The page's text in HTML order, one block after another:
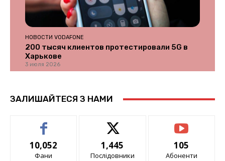
НОВОСТИ VODAFONE
200 тысяч клиентов протестировали 5G в
Харькове
3 июля 2026
ЗАЛИШАЙТЕСЯ З НАМИ
10,052
Фани
1,445
Послідовники
105
Абоненти